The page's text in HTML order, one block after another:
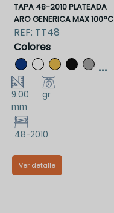
TAPA 48-2010 PLATEADA
ARO GENERICA MAX 100°C
REF: TT48
Colores
...
9.00
mm
gr
48-2010
Ver detalle